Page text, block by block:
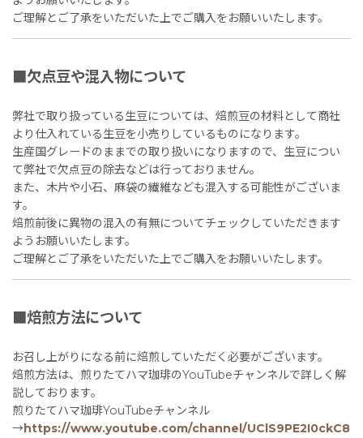
ご理解とご了承をいただいた上でご購入をお願いいたします。
■欠点豆や混入物について
弊社で取り扱っている生豆については、焙煎豆の材料として商社
より仕入れている生豆を小売りしているものになります。
生産国グレードのままでの取り扱いになりますので、生豆につい
て弊社で欠点豆の除去などは行っておりません。
また、木片や小石、麻袋の繊維なども混入する可能性がございま
す。
焙煎前後に異物の混入の有無についてチェックしていただきます
ようお願いいたします。
ご理解とご了承をいただいた上でご購入をお願いいたします。
■焙煎方法について
お召し上がりになる前に焙煎していただく必要がございます。
焙煎方法は、煎りたてハマ珈琲のYouTubeチャンネルで詳しく解
説しております。
煎りたてハマ珈琲YouTubeチャンネル
→https://www.youtube.com/channel/UClS9PE2I0ckC8